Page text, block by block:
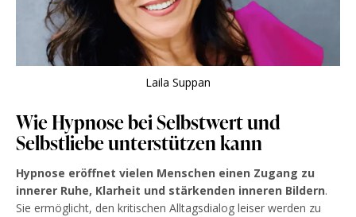
Laila Suppan
Wie Hypnose bei Selbstwert und
Selbstliebe unterstützen kann
Hypnose eröffnet vielen Menschen einen Zugang zu
innerer Ruhe, Klarheit und stärkenden inneren Bildern.
Sie ermöglicht, den kritischen Alltagsdialog leiser werden zu